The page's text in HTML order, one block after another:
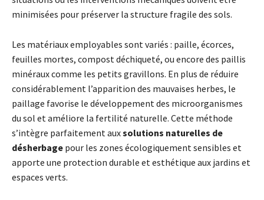
minimisées pour préserver la structure fragile des sols.
Les matériaux employables sont variés : paille, écorces,
feuilles mortes, compost déchiqueté, ou encore des paillis
minéraux comme les petits gravillons. En plus de réduire
considérablement l’apparition des mauvaises herbes, le
paillage favorise le développement des microorganismes
du sol et améliore la fertilité naturelle. Cette méthode
s’intègre parfaitement auxsolutions naturelles de
désherbage pour les zones écologiquement sensibles et
apporte une protection durable et esthétique aux jardins et
espaces verts.